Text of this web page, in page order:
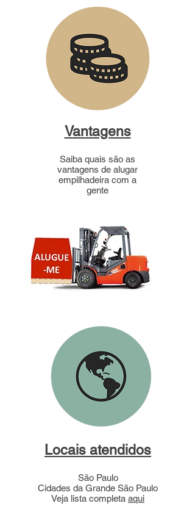
Vantagens
Saiba quais são as
vantagens de alugar
empilhadeira com a
gente
Locais atendidos
São Paulo
Cidades da Grande São Paulo
Veja lista completa aqui